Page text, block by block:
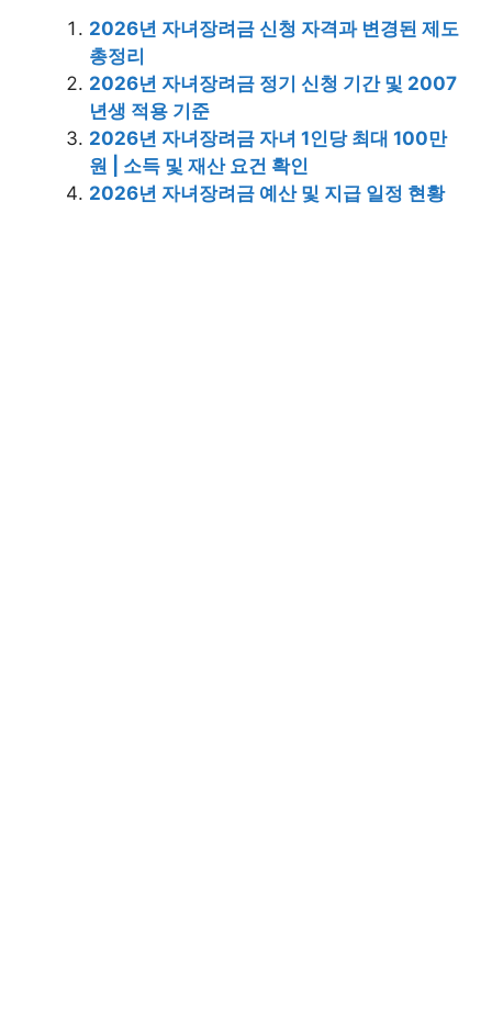
2026년 자녀장려금 신청 자격과 변경된 제도
총정리
2026년 자녀장려금 정기 신청 기간 및 2007
년생 적용 기준
2026년 자녀장려금 자녀 1인당 최대 100만
원 | 소득 및 재산 요건 확인
2026년 자녀장려금 예산 및 지급 일정 현황